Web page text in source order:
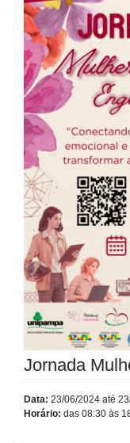
Jornada
Data: 23/06/2024 até
Horário: das 08:30 às